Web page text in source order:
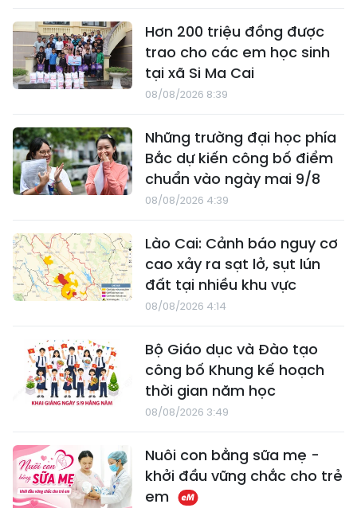
Hơn 200 triệu đồng được
trao cho các em học sinh
tại xã Si Ma Cai
08/08/2026 8:39
Những trường đại học phía
Bắc dự kiến công bố điểm
chuẩn vào ngày mai 9/8
08/08/2026 4:39
Lào Cai: Cảnh báo nguy cơ
cao xảy ra sạt lở, sụt lún
đất tại nhiều khu vực
08/08/2026 4:14
Bộ Giáo dục và Đào tạo
công bố Khung kế hoạch
thời gian năm học
08/08/2026 3:49
Nuôi con bằng sữa mẹ -
khởi đầu vững chắc cho trẻ
em